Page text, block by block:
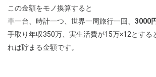
この金額をモノ換算すると
車一台、時計一つ、世界一周旅行一回、 3000
手取り年収350万、実生活費が15万×12とする
れば貯まる金額です。